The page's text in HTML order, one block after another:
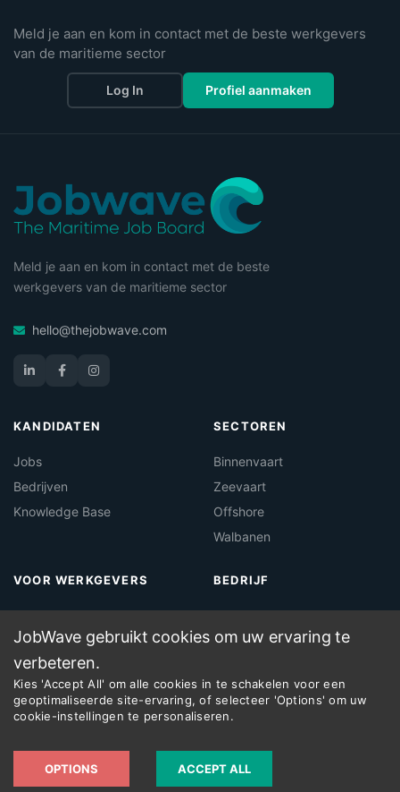
JobWave gebruikt cookies om uw ervaring te
verbeteren.
Kies 'Accept All' om alle cookies in te schakelen voor een
geoptimaliseerde site-ervaring, of selecteer 'Options' om uw
cookie-instellingen te personaliseren.
OPTIONS ACCEPT ALL
Meld je aan en kom in contact met de beste werkgevers
van de maritieme sector
Log In Profiel aanmaken
Meld je aan en kom in contact met de beste
werkgevers van de maritieme sector
hello@thejobwave.com
KANDIDATEN
Jobs
Bedrijven
Knowledge Base
SECTOREN
Binnenvaart
Zeevaart
Offshore
Walbanen
VOOR WERKGEVERS
Over Jobwave
Maritieme Vacaturebank
Maritieme Recruitment
BEDRIJF
Contact
Legal
©2026JobWave — A product byDockworx
CookiesPrivacyImprint